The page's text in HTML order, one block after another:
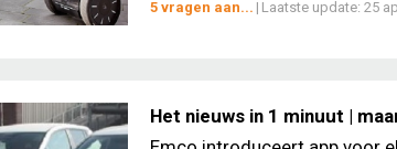
5 vragen aan... | Laatste update: 25
Het nieuws in 1 minuut |